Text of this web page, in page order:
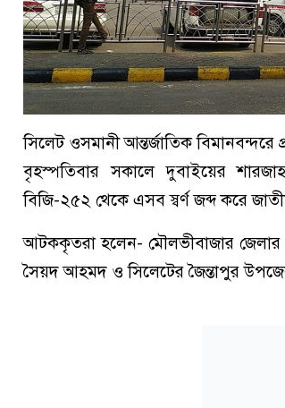
সিলেট ওসমানী আন্তর্জাতিক
বৃহস্পতিবার সকালে দুবাইয়ের
বিজি-২৫২ থেকে এসব স্বর্ণ জব্দ করে
আটককৃতরা হলেন- মৌলভীবাজার
সৈয়দ আহমদ ও সিলেটের জৈন্তাপুর